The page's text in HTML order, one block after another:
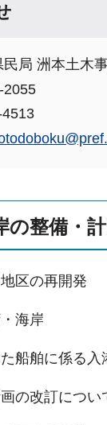
局 洲本土木
2055
の整備・
区の再開発
海岸
船舶に係る入
の改訂につい